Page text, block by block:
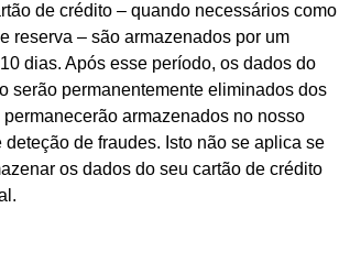
de crédito – quando necessários como
reserva – são armazenados por um
dias. Após esse período, os dados do
serão permanentemente eliminados dos
armazenados no nosso
deteção de fraudes. Isto não se aplica se
os dados do seu cartão de crédito